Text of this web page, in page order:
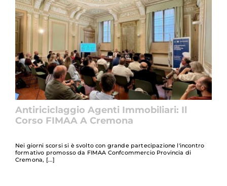
Antiriciclaggio Agenti Immobiliari: Il
Corso FIMAA A Cremona
Nei giorni scorsi si è svolto con grande partecipazione l'incontro
formativo promosso da FIMAA Confcommercio Provincia di
Cremona,